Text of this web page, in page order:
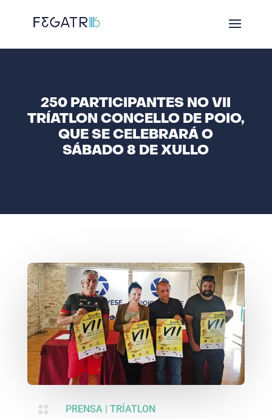
250 PARTICIPANTES NO VII
TRÍATLON CONCELLO DE POIO,
QUE SE CELEBRARÁ O
SÁBADO 8 DE XULLO
 PRENSA| TRÍATLON